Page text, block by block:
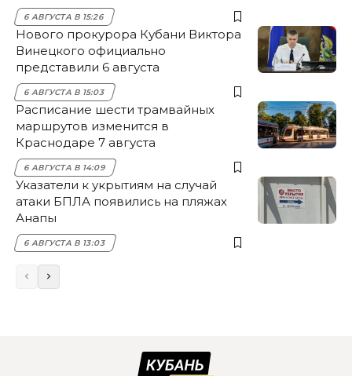
6 АВГУСТА В 15:26
Нового прокурора Кубани Виктора
Винецкого официально
представили 6 августа
6 АВГУСТА В 15:03
Расписание шести трамвайных
маршрутов изменится в
Краснодаре 7 августа
6 АВГУСТА В 14:09
Указатели к укрытиям на случай
атаки БПЛА появились на пляжах
Анапы
6 АВГУСТА В 13:03